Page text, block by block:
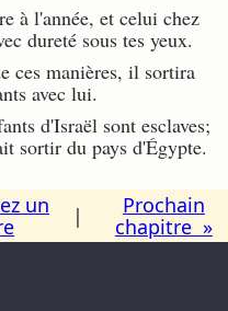
à l'année, et celui chez
dureté sous tes yeux.
ces manières, il sortira
avec lui.
d'Israël sont esclaves;
sortir du pays d'Égypte.
un
|
Prochain
chapitre »